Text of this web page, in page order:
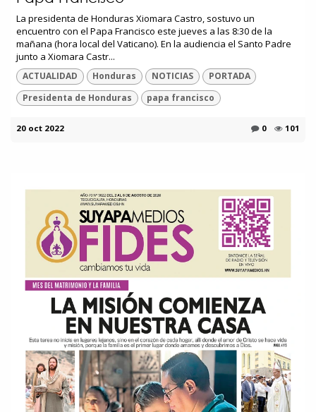
La presidenta de Honduras Xiomara Castro, sostuvo un
encuentro con el Papa Francisco este jueves a las 8:30 de la
mañana (hora local del Vaticano). En la audiencia el Santo Padre
junto a Xiomara Castr...
ACTUALIDAD Honduras NOTICIAS
PORTADA
Presidenta de Honduras
papa francisco
20 oct 2022 0 101